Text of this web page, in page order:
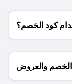
كود الخصم؟
والعروض
للمتاجر؟